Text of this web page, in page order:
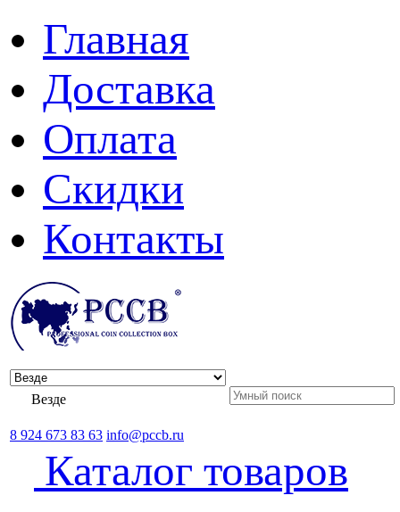
Главная
Доставка
Оплата
Скидки
Контакты
Везде
8 924 673 83 63 info@pccb.ru
Каталог товаров